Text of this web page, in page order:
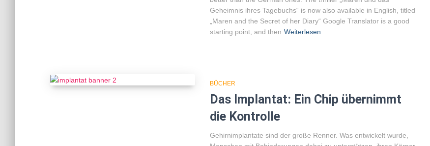
Geheimnis ihres Tagebuchs“ is now also available in English, titled
„Maren and the Secret of her Diary“ Google Translator is a good
starting point, and then Weiterlesen
BÜCHER
Das Implantat: Ein Chip übernimmt
die Kontrolle
Gehirnimplantate sind der große Renner. Was entwickelt wurde,